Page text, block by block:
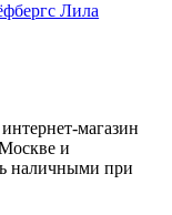
Лила
магазин
и
наличными при